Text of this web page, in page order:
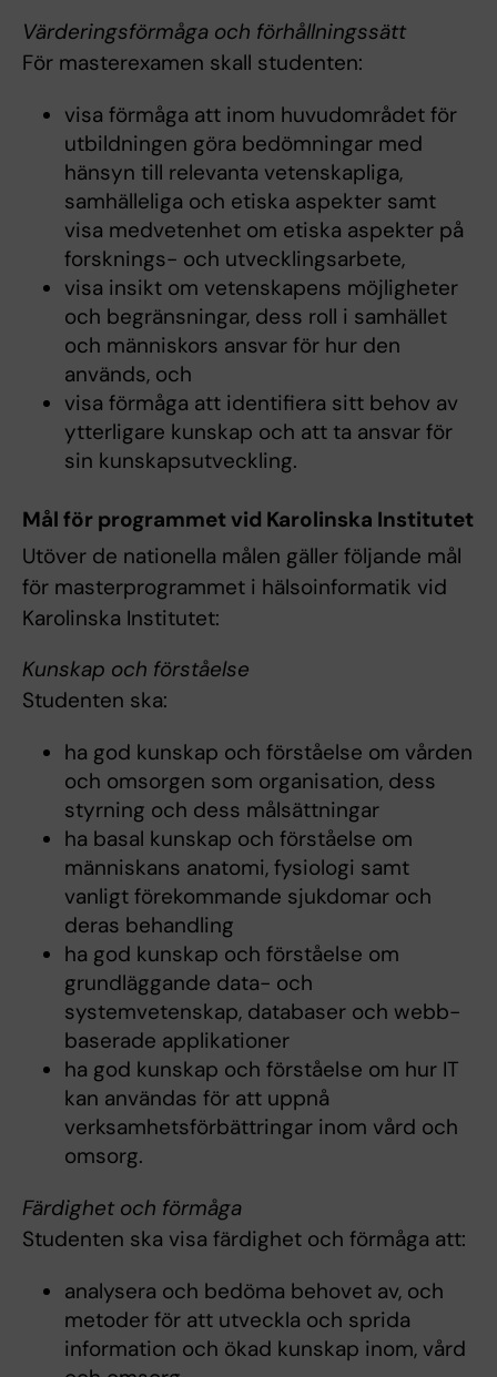
Värderingsförmåga och förhållningssätt
För masterexamen skall studenten:
visa förmåga att inom huvudområdet för
utbildningen göra bedömningar med
hänsyn till relevanta vetenskapliga,
samhälleliga och etiska aspekter samt
visa medvetenhet om etiska aspekter på
forsknings- och utvecklingsarbete,
visa insikt om vetenskapens möjligheter
och begränsningar, dess roll i samhället
och människors ansvar för hur den
används, och
visa förmåga att identifiera sitt behov av
ytterligare kunskap och att ta ansvar för
sin kunskapsutveckling.
Mål för programmet vid Karolinska Institutet
Utöver de nationella målen gäller följande mål
för masterprogrammet i hälsoinformatik vid
Karolinska Institutet:
Kunskap och förståelse
Studenten ska:
ha god kunskap och förståelse om vården
och omsorgen som organisation, dess
styrning och dess målsättningar
ha basal kunskap och förståelse om
människans anatomi, fysiologi samt
vanligt förekommande sjukdomar och
deras behandling
ha god kunskap och förståelse om
grundläggande data- och
systemvetenskap, databaser och webb-
baserade applikationer
ha god kunskap och förståelse om hur IT
kan användas för att uppnå
verksamhetsförbättringar inom vård och
omsorg.
Färdighet och förmåga
Studenten ska visa färdighet och förmåga att:
analysera och bedöma behovet av, och
metoder för att utveckla och sprida
information och ökad kunskap inom, vård